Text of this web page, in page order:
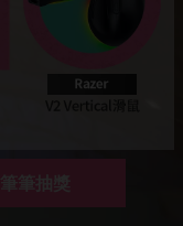
筆筆抽獎